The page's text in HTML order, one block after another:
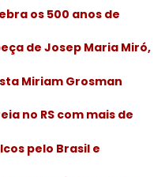
os 500 anos de
de Josep Maria Miró,
Miriam Grosman
no RS com mais de
pelo Brasil e